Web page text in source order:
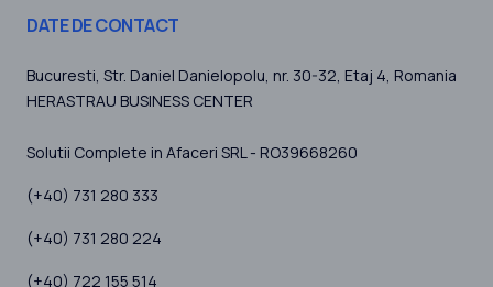
DATE DE CONTACT
Bucuresti, Str. Daniel Danielopolu, nr. 30-32, Etaj 4, Romania
HERASTRAU BUSINESS CENTER
Solutii Complete in Afaceri SRL - RO39668260
(+40) 731 280 333
(+40) 731 280 224
(+40) 722 155 514